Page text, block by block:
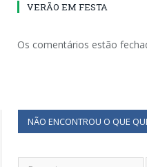
VERÃO EM FESTA
Os comentários estão
NÃO ENCONTROU O QUE